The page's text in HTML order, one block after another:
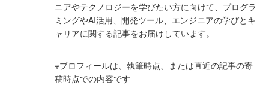
ニアやテクノロジーを学びたい方に向けて、プログラ
ミングやAI活用、開発ツール、エンジニアの学びとキ
ャリアに関する記事をお届けしています。
※プロフィールは、執筆時点、または直近の記事の寄
稿時点での内容です